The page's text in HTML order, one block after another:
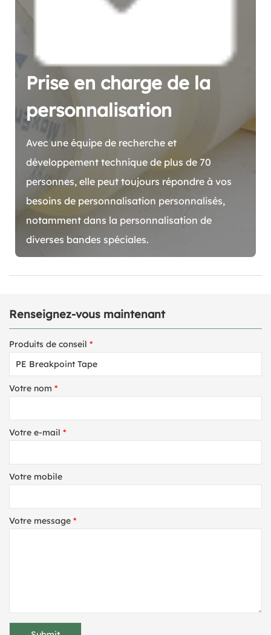
Prise en charge de la
personnalisation
Avec une équipe de recherche et
développement technique de plus de 70
personnes, elle peut toujours répondre à vos
besoins de personnalisation personnalisés,
notamment dans la personnalisation de
diverses bandes spéciales.
Renseignez-vous maintenant
Produits de conseil *
Votre nom *
Votre e-mail *
Votre mobile
Votre message *